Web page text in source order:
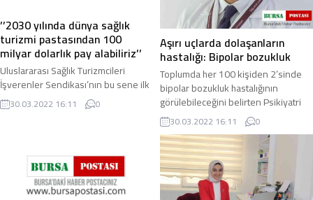
’’2030 yılında dünya sağlık
turizmi pastasından 100
milyar dolarlık pay alabiliriz’’
Uluslararası Sağlık Turizmcileri
İşverenler Sendikası’nın bu sene ilk
kez organize ettiği ‘Sağlık Turizmi
Çalıştayı’ İstanbul’da gerçekleştirildi
30.03.2022 16:11 0
Aşırı uçlarda dolaşanların
hastalığı: Bipolar bozukluk
Toplumda her 100 kişiden 2’sinde
bipolar bozukluk hastalığının
görülebileceğini belirten Psikiyatri
Uzmanı Dr. Burçin Nuri Akal, “Bipolar
... 30.03.2022 16:11 0